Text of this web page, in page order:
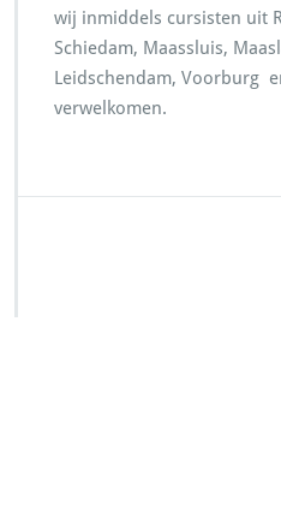
wij inmiddels cursisten uit
Schiedam, Maassluis,
Leidschendam, Voorburg
verwelkomen.